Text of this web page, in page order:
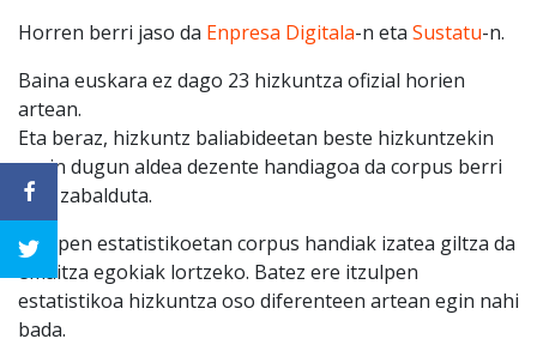
Horren berri jaso da Enpresa Digitala-n eta Sustatu-n.
Baina euskara ez dago 23 hizkuntza ofizial horien
artean.
Eta beraz, hizkuntz baliabideetan beste hizkuntzekin
orain dugun aldea dezente handiagoa da corpus berri
hori zabalduta.
Itzulpen estatistikoetan corpus handiak izatea giltza da
emaitza egokiak lortzeko. Batez ere itzulpen
estatistikoa hizkuntza oso diferenteen artean egin nahi
bada.